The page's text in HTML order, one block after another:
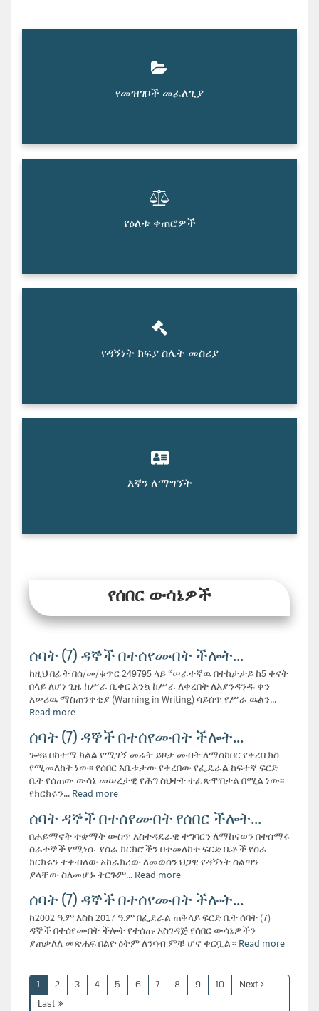
የመዝገቦች መፈለጊያ
የዕለቱ ቀጠሮዎች
የዳኝነት ክፍያ ስሌት መስሪያ
እኛን ለማግኘት
የሰበር ውሳኔዎች
ሰባት (7) ዳኞች በተሰየሙበት ችሎት...
ከዚህ በፊት በሰ/መ/ቁጥር 249795 ላይ “ሠራተኛዉ በተከታታይ ከ5 ቀናት
በላይ ለሆነ ጊዜ ከሥራ ቢቀር እንኳ ከሥራ ለቀረበት ለእያንዳንዱ ቀን
አሠሪዉ ማስጠንቀቂያ (Warning in Writing) ሳይሰጥ የሥራ ዉልን...
Read more
ሰባት (7) ዳኞች በተሰየሙበት ችሎት...
ጉዳዩ በከተማ ክልል የሚገኝ መሬት ይዞታ መብት ለማስከበር የቀረበ ክስ
የሚመለከት ነው፡፡ የሰበር አቤቱታው የቀረበው የፌዴራል ከፍተኛ ፍርድ
ቤት የሰጠው ውሳኔ መሠረታዊ የሕግ ስህተት ተፈጽሞበታል በሚል ነው፡፡
የክርክሩን... Read more
ሰባት ዳኞች በተሰየሙበት የሰበር ችሎት...
በሐይማኖት ተቋማት ውስጥ አስተዳደራዊ ተግባርን ለማከናወን በተሰማሩ
ሰራተኞች የሚነሱ የስራ ክርክሮችን በተመለከተ ፍርድ ቤቶች የስራ
ክርክሩን ተቀብለው አከራክረው ለመወሰን ህጋዊ የዳኝነት ስልጣን
ያላቸው ስለመሆኑ ትርጉም... Read more
ሰባት (7) ዳኞች በተሰየሙበት ችሎት...
ከ2002 ዓ.ም እስከ 2017 ዓ.ም በፌደራል ጠቅላይ ፍርድ ቤት ሰባት (7)
ዳኞች በተሰየሙበት ችሎት የተሰጡ አስገዳጅ የሰበር ውሳኔዎችን
ያጠቃለለ መጽሐፍ በልዮ ዕትም ለንባብ ምቹ ሆኖ ቀርቧል። Read more
1 2 3 4 5 6 7 8 9 10
Next
Last